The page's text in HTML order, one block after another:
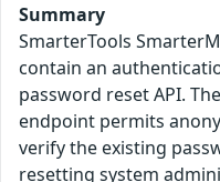
Summary
SmarterTools
contain an
password reset API.
endpoint permits
verify the existing
resetting system